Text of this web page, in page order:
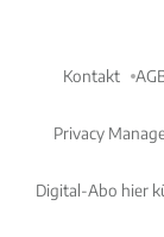
Kontakt
Privacy
Digital-Abo hier